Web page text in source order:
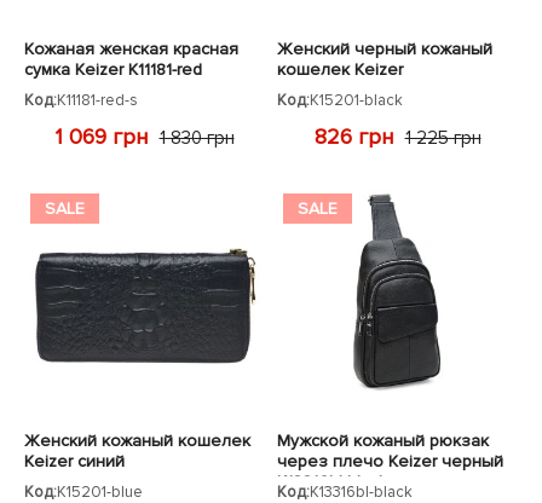
Кожаная женская красная
сумка Keizer K11181-red
Код:K11181-red-s
1 069 грн 1 830 грн
Женский черный кожаный
кошелек Keizer
Код:K15201-black
826 грн 1 225 грн
SALE
Женский кожаный кошелек
Keizer синий
Код:K15201-blue
SALE
Мужской кожаный рюкзак
через плечо Keizer черный
K13316bl-black
Код:K13316bl-black